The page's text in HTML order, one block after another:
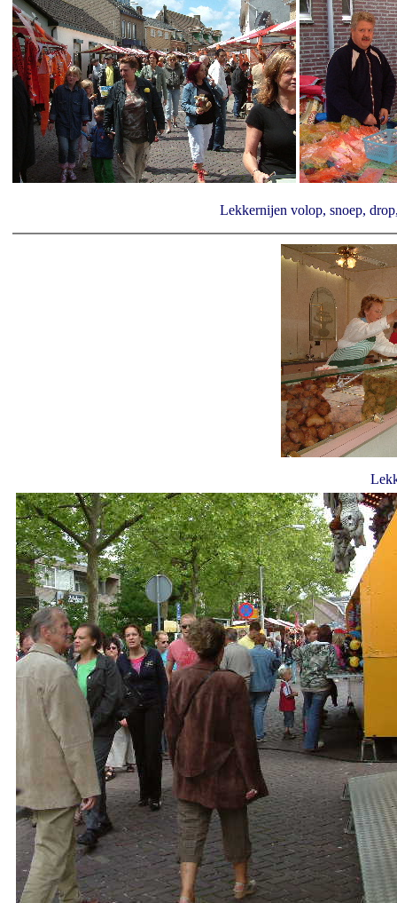
Lekkernijen volop, snoep,